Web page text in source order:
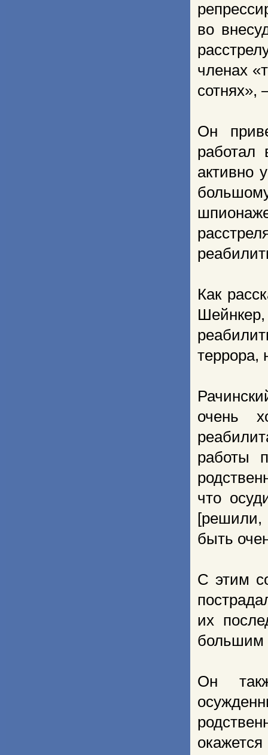
во
членах
сотнях»,
Он
активно
Как
террора,
очень
работы
что
[решили,
быть
С этим
их
большим
Он